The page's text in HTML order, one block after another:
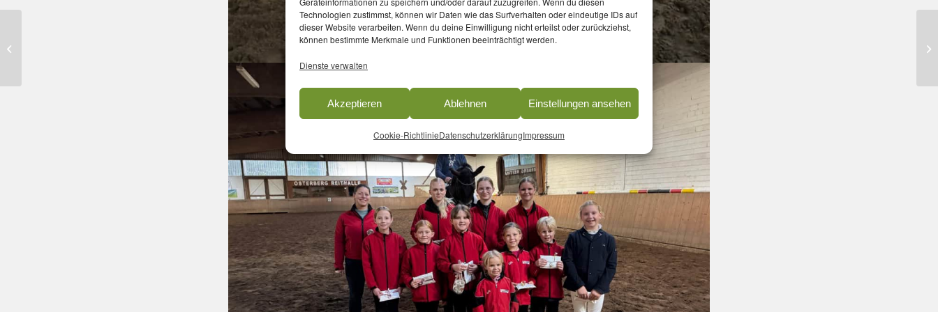
Technologien zustimmst, können wir Daten wie das Surfverhalten oder eindeutige IDs auf
dieser Website verarbeiten. Wenn du deine Einwilligung nicht erteilst oder zurückziehst,
können bestimmte Merkmale und Funktionen beeinträchtigt werden.
Dienste verwalten
Akzeptieren Ablehnen Einstellungen ansehen
Cookie-RichtlinieDatenschutzerklärungImpressum